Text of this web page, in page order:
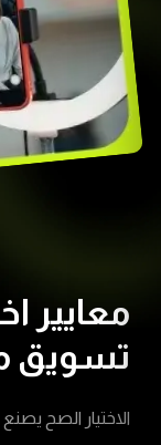
معايير
تسويق
الاختيار الصح